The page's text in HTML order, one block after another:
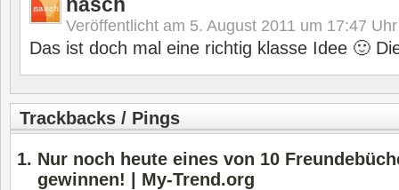
Veröffentlicht am 5. August 2011 um 17:47 Uhr
Das ist doch mal eine richtig klasse Idee 🙂
Trackbacks / Pings
Nur noch heute eines von 10
gewinnen! | My-Trend.org